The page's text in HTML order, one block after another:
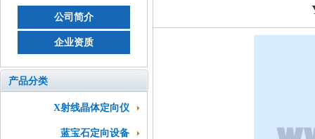
公司简介
企业资质
产品分类
X射线晶体定向仪
蓝宝石定向设备